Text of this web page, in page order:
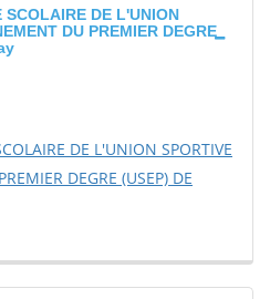
SCOLAIRE DE L'UNION
DU PREMIER DEGRE
DE L'UNION SPORTIVE
DEGRE (USEP) DE